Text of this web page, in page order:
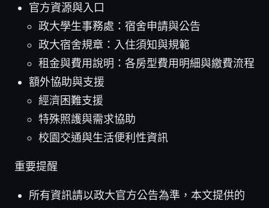
官方資源與入口
政大學生事務處：宿舍申請與公告
政大宿舍規章：入住須知與規範
租金與費用說明：各房型費用明細與繳費流程
額外協助與支援
經濟困難支援
特殊照護與需求協助
校園交通與生活便利性資訊
重要提醒
所有資訊請以政大官方公告為準，本文提供的